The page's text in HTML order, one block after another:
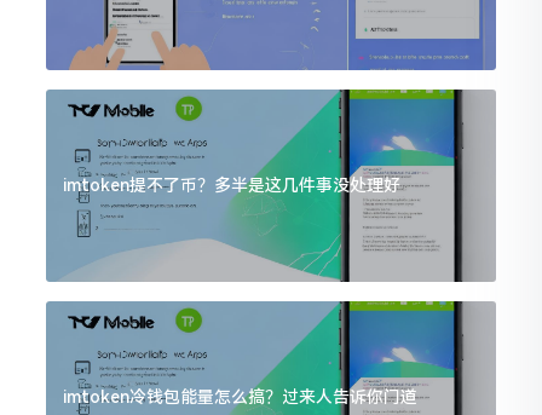
imtoken提不了币？多半是这几件事没处理好
imtoken冷钱包能量怎么搞？过来人告诉你门道